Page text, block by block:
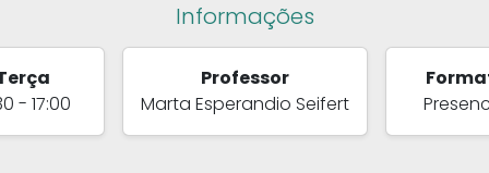
Informações
- 17:00
Professor
Marta Esperandio Seifert